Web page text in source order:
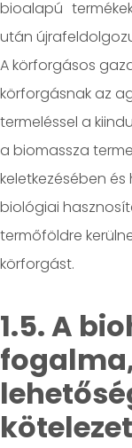
bioalapú
után
A körforgásos
körforgásnak az
termeléssel a
a biomassza
keletkezésében
biológiai
termőföldre
körforgást.
1.5. A